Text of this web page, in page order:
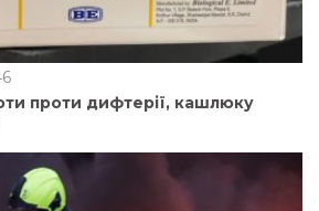
проти дифтерії, кашлюку